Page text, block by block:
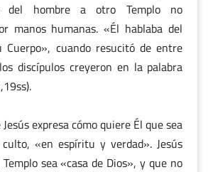
del hombre a otro Templo no
manos humanas. «Él hablaba del
Cuerpo», cuando resucitó de entre
discípulos creyeron en la palabra
expresa cómo quiere Él que sea
«en espíritu y verdad». Jesús
sea «casa de Dios», y que no